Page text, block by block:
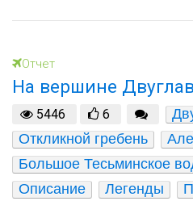
Отчет
На вершине
5446 6
Откликной гребень
Большое Тесьминское
Описание
Легенды